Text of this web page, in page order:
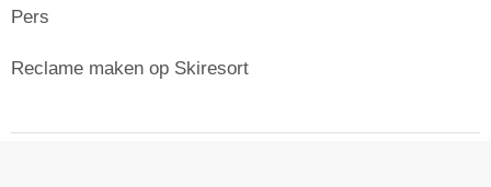
Pers
Reclame maken op Skiresort